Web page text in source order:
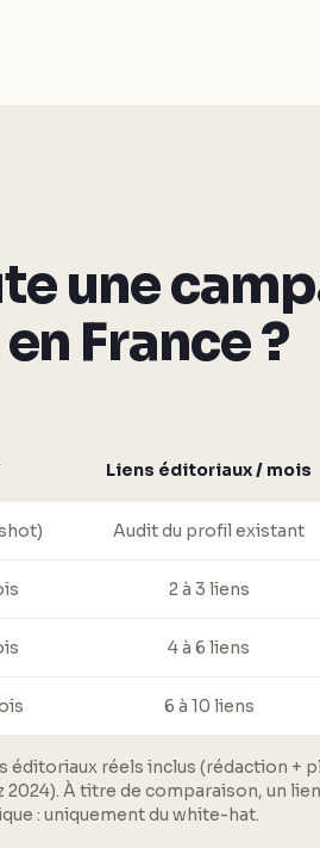
une
France ?
Liens éditoriaux / mois
Audit du profil existant
2 à 3 liens
4 à 6 liens
6 à 10 liens
éditoriaux réels inclus (rédaction
À titre de comparaison, un
: uniquement du white-hat.